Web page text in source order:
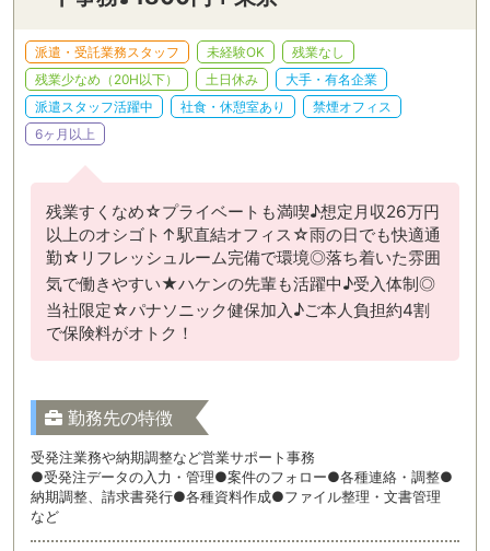
派遣・受託業務スタッフ 未経験OK
残業なし
残業少なめ（20H以下）
土日休み
大手・有名企業
派遣スタッフ活躍中
社食・休憩室あり
禁煙オフィス
6ヶ月以上
残業すくなめ☆プライベートも満喫♪想定月収26万円
以上のオシゴト↑駅直結オフィス☆雨の日でも快適通
勤☆リフレッシュルーム完備で環境◎落ち着いた雰囲
気で働きやすい★ハケンの先輩も活躍中♪受入体制◎
当社限定☆パナソニック健保加入♪ご本人負担約4割
で保険料がオトク！
勤務先の特徴
受発注業務や納期調整など営業サポート事務
●受発注データの入力・管理●案件のフォロー●各種連絡・調整●
納期調整、請求書発行●各種資料作成●ファイル整理・文書管理
など